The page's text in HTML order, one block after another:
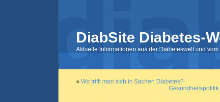
DiabSite Diabetes-
Aktuelle Informationen aus der Diabeteswelt und
« Wo trifft man sich in Sachen Diabetes?